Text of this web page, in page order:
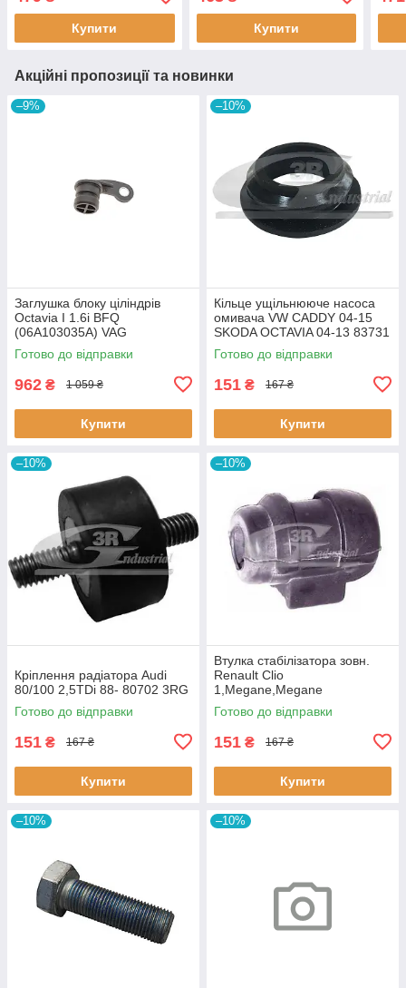
Купити Купити
Акційні пропозиції та новинки
–9%
Заглушка блоку ціліндрів
Octavia I 1.6i BFQ
(06A103035A) VAG
06A103035A VAG
Готово до відправки
962 ₴ 1 059 ₴
Купити
–10%
Кiльце ущiльнююче насоса
омивача VW CADDY 04-15
SKODA OCTAVIA 04-13 83731
3RG
Готово до відправки
151 ₴ 167 ₴
Купити
–10%
Кріплення радіатора Audi
80/100 2,5TDi 88- 80702 3RG
Готово до відправки
151 ₴ 167 ₴
Купити
–10%
Втулка стабiлізатора зовн.
Renault Clio
1,Megane,Megane
Classic,Megane Scenic,R19
60643 3RG
Готово до відправки
151 ₴ 167 ₴
Купити
–10% –10%